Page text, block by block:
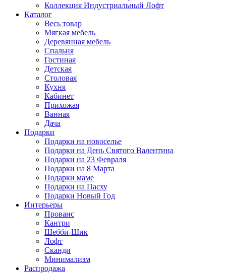
Коллекция Индустриальный Лофт
Каталог
Весь товар
Мягкая мебель
Деревянная мебель
Спальня
Гостиная
Детская
Столовая
Кухня
Кабинет
Прихожая
Ванная
Дача
Подарки
Подарки на новоселье
Подарки на День Святого Валентина
Подарки на 23 Февраля
Подарки на 8 Марта
Подарки маме
Подарки на Пасху
Подарки Новый Год
Интерьеры
Прованс
Кантри
Шебби-Шик
Лофт
Сканди
Минимализм
Распродажа